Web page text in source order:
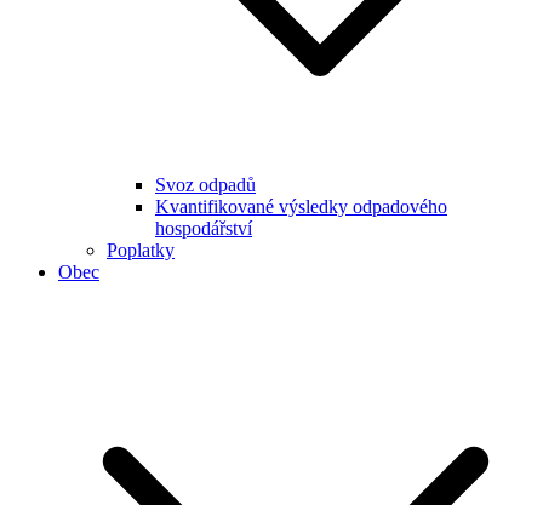
Svoz odpadů
Kvantifikované výsledky odpadového
hospodářství
Poplatky
Obec